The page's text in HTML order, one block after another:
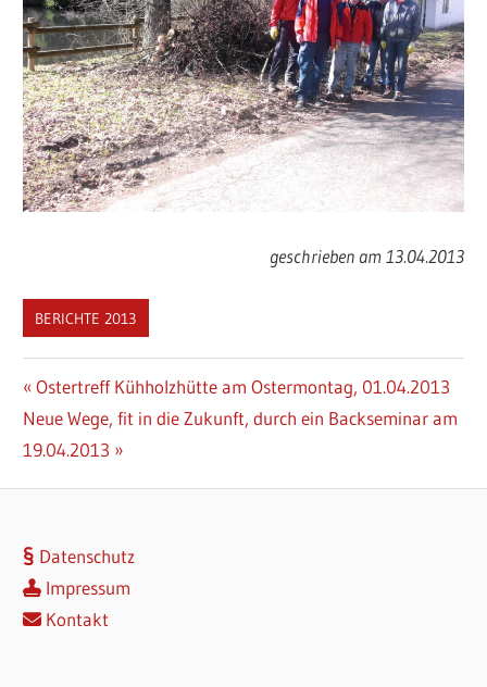
geschrieben am 13.04.2013
BERICHTE 2013
Beitragsnavigation
Vorheriger
Beitrag:
Ostertreff Kühholzhütte am Ostermontag, 01.04.2013
Nächster
Beitrag:
Neue Wege, fit in die Zukunft, durch ein Backseminar am
19.04.2013
Datenschutz
Impressum
Kontakt